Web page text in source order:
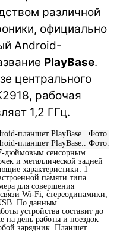
различной
официально
Android-
PlayBase.
центрального
рабочая
1,2 ГГц.
7-дюймовым сенсорным
и металлической задней
характеристики: 1
памяти типа
для совершения
Wi-Fi, стереодинамики,
По данным
устройства составит до
на день работы и поездок
зарядник. Планшет